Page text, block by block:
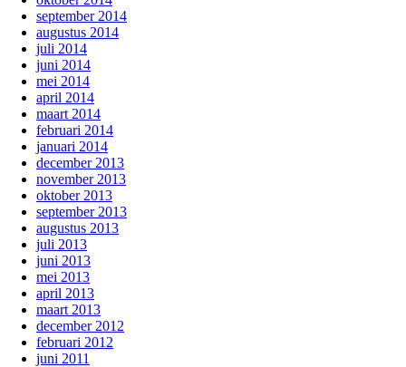
september 2014
augustus 2014
juli 2014
juni 2014
mei 2014
april 2014
maart 2014
februari 2014
januari 2014
december 2013
november 2013
oktober 2013
september 2013
augustus 2013
juli 2013
juni 2013
mei 2013
april 2013
maart 2013
december 2012
februari 2012
juni 2011